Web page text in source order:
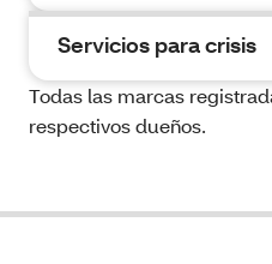
Servicios para crisis
Todas las marcas
respectivos dueños.